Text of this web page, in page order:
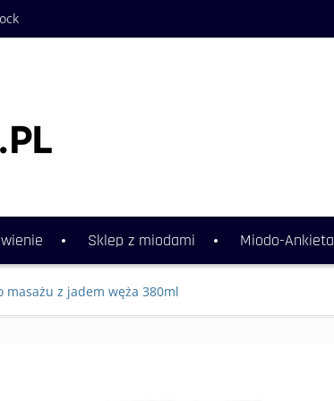
Sklep z miodami Miodo-Ankieta
masażu z jadem węża 380ml